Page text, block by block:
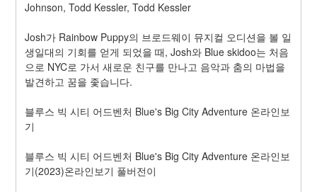
Johnson, Todd Kessler, Todd Kessler
Josh가 Rainbow Puppy의 브로드웨이 뮤지컬 오디션을 볼 일
생일대의 기회를 얻게 되었을 때, Josh와 Blue skidoo는 처음
으로 NYC로 가서 새로운 친구를 만나고 음악과 춤의 마법을
발견하고 꿈을 좇습니다.
블루스 빅 시티 어드벤처 Blue's Big City Adventure 온라인보
기
블루스 빅 시티 어드벤처 Blue's Big City Adventure 온라인보
기(2023)온라인보기 풀버전이